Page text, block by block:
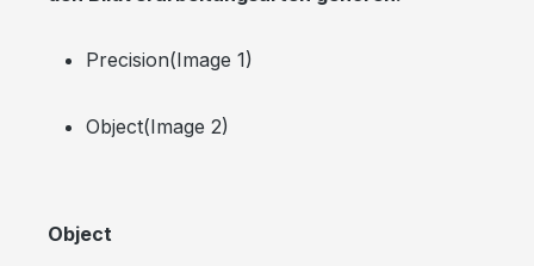
Precision(Image 1)
Object(Image 2)
Object